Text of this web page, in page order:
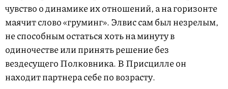
чувство о динамике их отношений, а на горизонте
маячит слово «груминг». Элвис сам был незрелым,
не способным остаться хоть на минуту в
одиночестве или принять решение без
вездесущего Полковника. В Присцилле он
находит партнера себе по возрасту.